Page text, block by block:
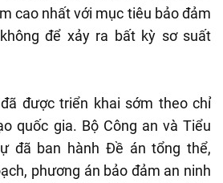
cao nhất với mục tiêu bảo đảm
để xảy ra bất kỳ sơ suất
được triển khai sớm theo chỉ
quốc gia. Bộ Công an và Tiểu
đã ban hành Đề án tổng thể,
phương án bảo đảm an ninh